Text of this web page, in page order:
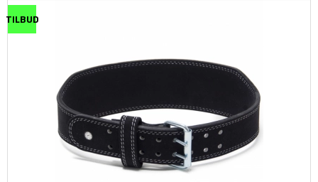
TILBUD